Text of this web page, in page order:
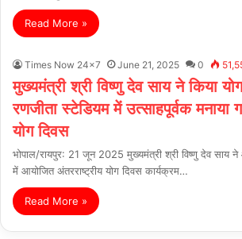
Read More »
Times Now 24x7 June 21, 2025 0
मुख्यमंत्री श्री विष्णु देव साय ने किया
रणजीता स्टेडियम में उत्साहपूर्वक मनाया
योग दिवस
भोपाल/रायपुर: 21 जून 2025 मुख्यमंत्री श्री विष्णु देव साय
में आयोजित अंतरराष्ट्रीय योग दिवस कार्यक्रम…
Read More »